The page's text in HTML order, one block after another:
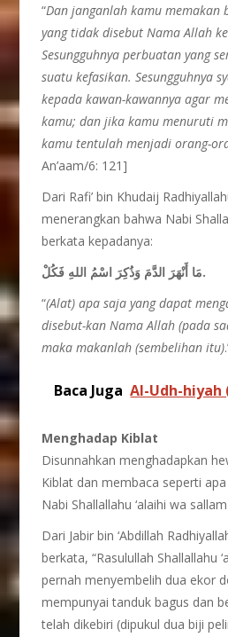
“Dan janganlah kamu memakan
yang tidak disebut Nama Allah
Sesungguhnya perbuatan yang
suatu kefasikan. Sesungguhnya
kepada kawan-kawannya agar
kamu; dan jika kamu menuruti
kamu tentulah menjadi orang-
An’aam/6: 121]
Dari Rafi’ bin Khudaij
menerangkan bahwa Nabi
berkata kepadanya:
مَا أَنْهَرَ الدَّمَ وَذُكِرَ اسْمُ اللهِ فَكُلْ.
“(Alat) apa saja yang dapat
disebut-kan Nama Allah (pada
maka makanlah (sembelihan itu)
Baca Juga Al-Udh-hiyah
Menghadap Kiblat
Disunnahkan menghadapkan
Kiblat dan membaca seperti
Nabi Shallallahu ‘alaihi wa
Dari Jabir bin ‘Abdillah
berkata, “Rasulullah Shallallahu
pernah menyembelih dua ekor
mempunyai tanduk bagus dan
telah dikebiri (dipukul dua biji